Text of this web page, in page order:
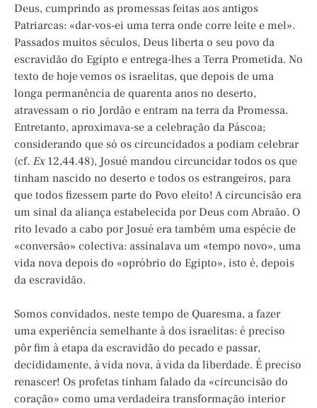
Deus, cumprindo as promessas feitas aos antigos
Patriarcas: «dar-vos-ei uma terra onde corre leite e mel».
Passados muitos séculos, Deus liberta o seu povo da
escravidão do Egipto e entrega-lhes a Terra Prometida. No
texto de hoje vemos os israelitas, que depois de uma
longa permanência de quarenta anos no deserto,
atravessam o rio Jordão e entram na terra da Promessa.
Entretanto, aproximava-se a celebração da Páscoa;
considerando que só os circuncidados a podiam celebrar
(cf. Ex12,44.48), Josué mandou circuncidar todos os que
tinham nascido no deserto e todos os estrangeiros, para
que todos fizessem parte do Povo eleito! A circuncisão era
um sinal da aliança estabelecida por Deus com Abraão. O
rito levado a cabo por Josué era também uma espécie de
«conversão» colectiva: assinalava um «tempo novo», uma
vida nova depois do «opróbrio do Egipto», isto é, depois
da escravidão.
Somos convidados, neste tempo de Quaresma, a fazer
uma experiência semelhante à dos israelitas: é preciso
pôr fim à etapa da escravidão do pecado e passar,
decididamente, à vida nova, à vida da liberdade. É preciso
renascer! Os profetas tinham falado da «circuncisão do
coração» como uma verdadeira transformação interior